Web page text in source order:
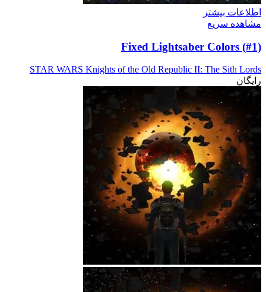
اطلاعات بیشتر
مشاهده سریع
Fixed Lightsaber Colors (#1)
STAR WARS Knights of the Old Republic II: The Sith Lords
رایگان